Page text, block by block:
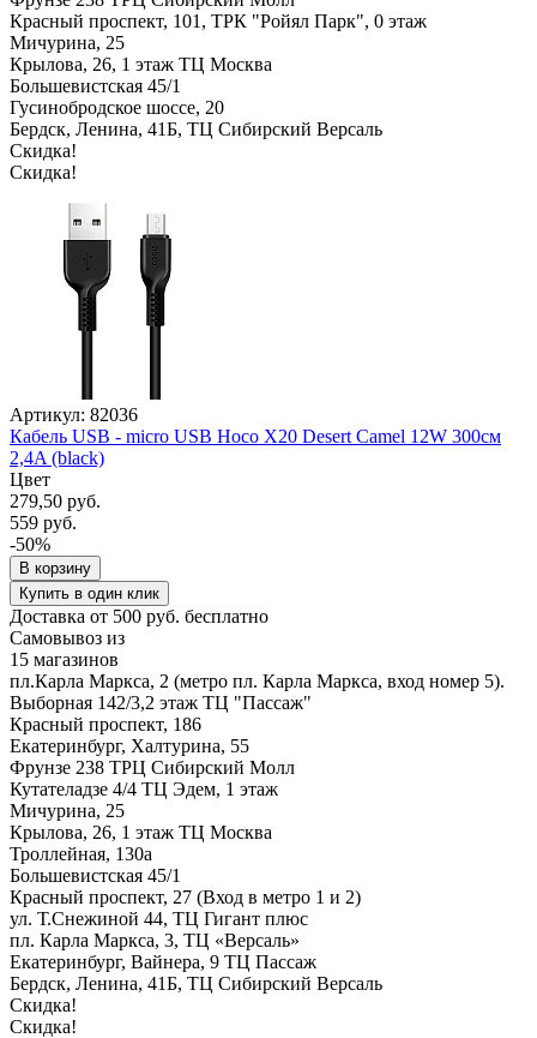
Красный проспект, 101, ТРК "Ройял Парк", 0 этаж
Мичурина, 25
Крылова, 26, 1 этаж ТЦ Москва
Большевистская 45/1
Гусинобродское шоссе, 20
Бердск, Ленина, 41Б, ТЦ Сибирский Версаль
Скидка!
Скидка!
Артикул: 82036
Кабель USB - micro USB Hoco X20 Desert Camel 12W 300см
2,4A (black)
Цвет
279,50 руб.
559 руб.
-50%
В корзину
Купить в один клик
Доставка от 500 руб. бесплатно
Самовывоз из
15 магазинов
пл.Карла Маркса, 2 (метро пл. Карла Маркса, вход номер 5).
Выборная 142/3,2 этаж ТЦ "Пассаж"
Красный проспект, 186
Екатеринбург, Халтурина, 55
Фрунзе 238 ТРЦ Сибирский Молл
Кутателадзе 4/4 ТЦ Эдем, 1 этаж
Мичурина, 25
Крылова, 26, 1 этаж ТЦ Москва
Троллейная, 130а
Большевистская 45/1
Красный проспект, 27 (Вход в метро 1 и 2)
ул. Т.Снежиной 44, ТЦ Гигант плюс
пл. Карла Маркса, 3, ТЦ «Версаль»
Екатеринбург, Вайнера, 9 ТЦ Пассаж
Бердск, Ленина, 41Б, ТЦ Сибирский Версаль
Скидка!
Скидка!